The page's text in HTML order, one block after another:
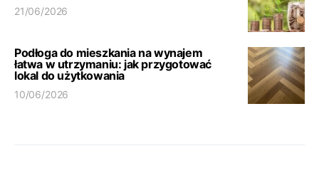
21/06/2026
Podłoga do mieszkania na wynajem
łatwa w utrzymaniu: jak przygotować
lokal do użytkowania
10/06/2026